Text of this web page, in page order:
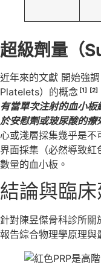
超級劑量（
近年來的文獻 開始強
Platelets）的概念 [1] [2]
有當單次注射的血小
於安慰劑或玻尿酸的療
心或淺層採集幾乎是
界面採集（必然導致
數量的血小板。
結論與臨
針對陳昱傑骨科診所關
報告綜合物理學原理與